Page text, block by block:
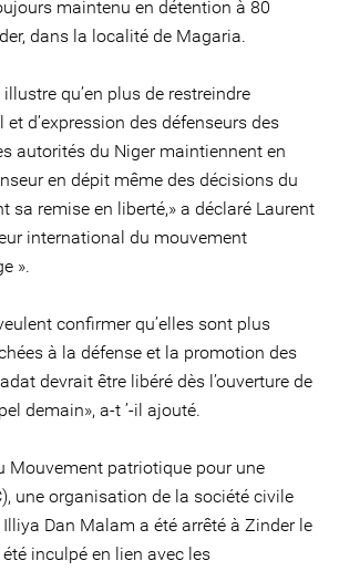
maintenu en détention à 80
dans la localité de Magaria.
qu’en plus de restreindre
et d’expression des défenseurs des
autorités du Niger maintiennent en
en dépit même des décisions du
sa remise en liberté,» a déclaré Laurent
international du mouvement
».
confirmer qu’elles sont plus
à la défense et la promotion des
devrait être libéré dès l’ouverture de
demain», a-t ’-il ajouté.
Mouvement patriotique pour une
une organisation de la société civile
Dan Malam a été arrêté à Zinder le
inculpé en lien avec les